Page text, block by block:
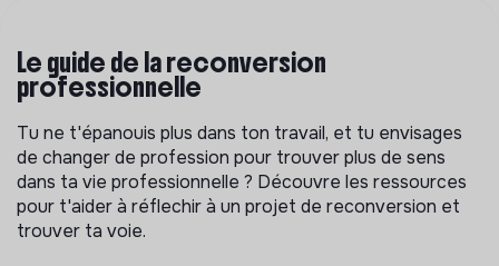
Le guide de la reconversion
professionnelle
Tu ne t'épanouis plus dans ton travail, et tu envisages
de changer de profession pour trouver plus de sens
dans ta vie professionnelle ? Découvre les ressources
pour t'aider à réflechir à un projet de reconversion et
trouver ta voie.